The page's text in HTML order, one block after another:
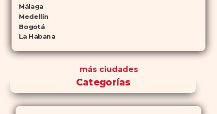
Málaga
Medellín
Bogotá
La Habana
más ciudades
Categorías